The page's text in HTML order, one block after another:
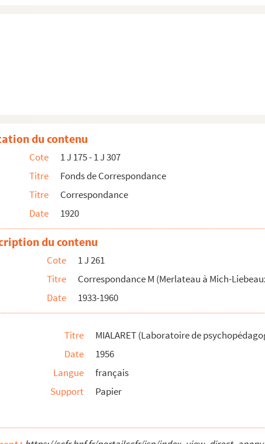
gala à Paris)
Cabris, Alpes-Maritimes.)
du contenu
Cote
1 J 175 - 1 J 307
Titre
Fonds de Correspondance
Titre
Correspondance
Date
1920
du contenu
Cote
1 J 261
Titre
Correspondance M (Merlateau à Mich-
Date
1933-1960
Titre
MIALARET (Laboratoire de
Date
1956
Langue
français
Support
Papier